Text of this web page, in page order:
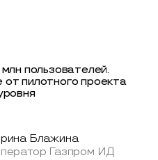
пользователей.
пилотного проекта
Блажина
Газпром ИД